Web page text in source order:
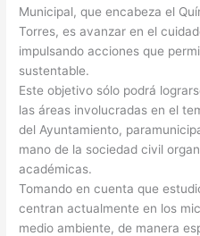
Municipal, que encabeza el
Torres, es avanzar en el
impulsando acciones que
sustentable.
Este objetivo sólo podrá
las áreas involucradas en el
del Ayuntamiento,
mano de la sociedad civil
académicas.
Tomando en cuenta que
centran actualmente en los
medio ambiente, de manera